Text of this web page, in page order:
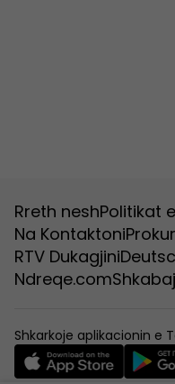
Rreth neshPolitikat
Na Kontaktoni
RTV Dukagjini
Ndreqe.comShkabaj
Shkarkoje aplikacionin e